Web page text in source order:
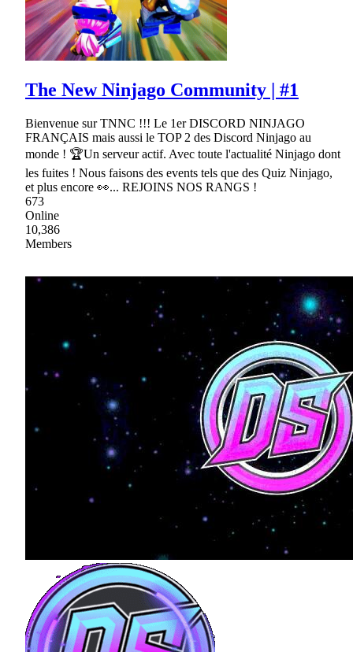
The New Ninjago Community | #1
Bienvenue sur TNNC !!! Le 1er DISCORD NINJAGO
FRANÇAIS mais aussi le TOP 2 des Discord Ninjago au
monde ! 🏆Un serveur actif. Avec toute l'actualité Ninjago dont
les fuites ! Nous faisons des events tels que des Quiz Ninjago,
et plus encore 👀... REJOINS NOS RANGS !
673
Online
10,386
Members